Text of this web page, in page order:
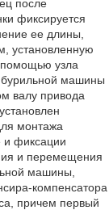
после
фиксируется
ее длины,
установленную
помощью узла
машины
валу привода
монтажа
и фиксации
и перемещения
машины,
компенсатора
причем первый